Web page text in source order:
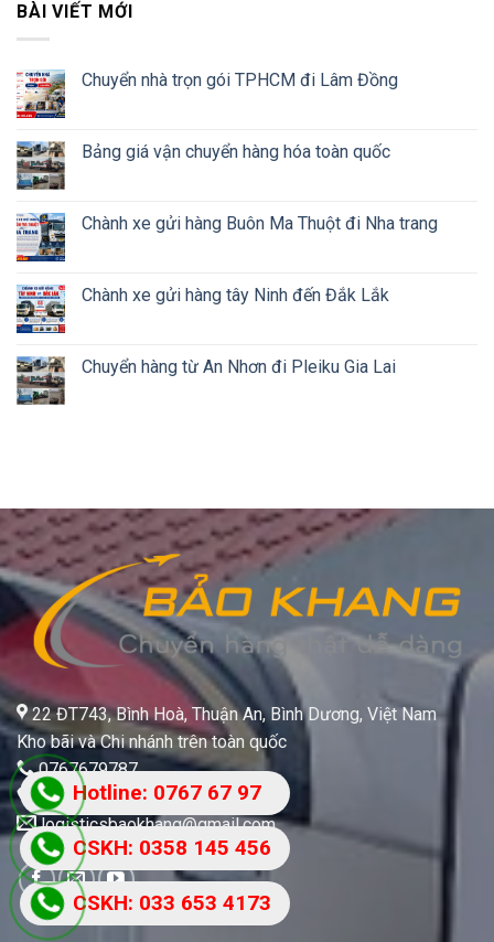
BÀI VIẾT MỚI
Chuyển nhà trọn gói TPHCM đi Lâm Đồng
Bảng giá vận chuyển hàng hóa toàn quốc
Chành xe gửi hàng Buôn Ma Thuột đi Nha trang
Chành xe gửi hàng tây Ninh đến Đắk Lắk
Chuyển hàng từ An Nhơn đi Pleiku Gia Lai
22 ĐT743, Bình Hoà, Thuận An, Bình Dương, Việt Nam
Kho bãi và Chi nhánh trên toàn quốc
0767679787
HTKH: 033.653.4173 (Mr Bảo)
logisticsbaokhang@gmail.com
Hotline: 0767 67 97
87
CSKH: 033 653 4173
CSKH: 0358 145 456